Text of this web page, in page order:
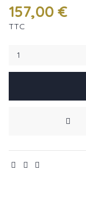
157,00 €
TTC